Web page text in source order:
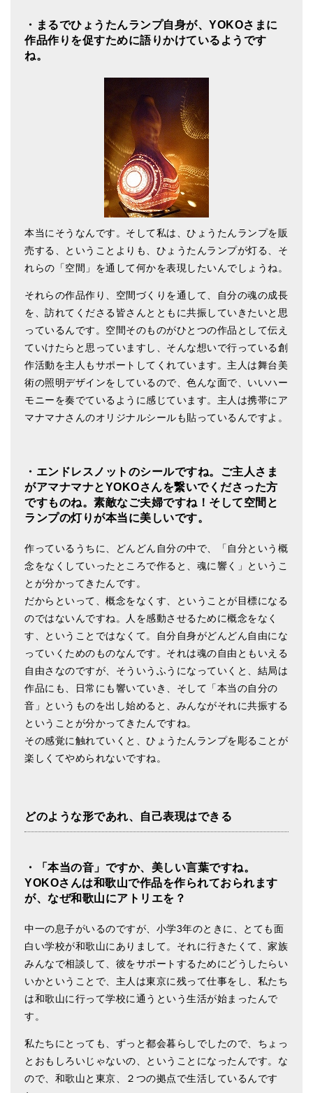
・まるでひょうたんランプ自身が、YOKOさまに
作品作りを促すために語りかけているようです
ね。
本当にそうなんです。そして私は、ひょうたんランプを販
売する、ということよりも、ひょうたんランプが灯る、そ
れらの「空間」を通して何かを表現したいんでしょうね。
それらの作品作り、空間づくりを通して、自分の魂の成長
を、訪れてくださる皆さんとともに共振していきたいと思
っているんです。空間そのものがひとつの作品として伝え
ていけたらと思っていますし、そんな想いで行っている創
作活動を主人もサポートしてくれています。主人は舞台美
術の照明デザインをしているので、色んな面で、いいハー
モニーを奏でているように感じています。主人は携帯にア
マナマナさんのオリジナルシールも貼っているんですよ。
・エンドレスノットのシールですね。ご主人さま
がアマナマナとYOKOさんを繋いでくださった方
ですものね。素敵なご夫婦ですね！そして空間と
ランプの灯りが本当に美しいです。
作っているうちに、どんどん自分の中で、「自分という概
念をなくしていったところで作ると、魂に響く」というこ
とが分かってきたんです。
だからといって、概念をなくす、ということが目標になる
のではないんですね。人を感動させるために概念をなく
す、ということではなくて。自分自身がどんどん自由にな
っていくためのものなんです。それは魂の自由ともいえる
自由さなのですが、そういうふうになっていくと、結局は
作品にも、日常にも響いていき、そして「本当の自分の
音」というものを出し始めると、みんながそれに共振する
ということが分かってきたんですね。
その感覚に触れていくと、ひょうたんランプを彫ることが
楽しくてやめられないですね。
どのような形であれ、自己表現はできる
・「本当の音」ですか、美しい言葉ですね。
YOKOさんは和歌山で作品を作られておられます
が、なぜ和歌山にアトリエを？
中一の息子がいるのですが、小学3年のときに、とても面
白い学校が和歌山にありまして。それに行きたくて、家族
みんなで相談して、彼をサポートするためにどうしたらい
いかということで、主人は東京に残って仕事をし、私たち
は和歌山に行って学校に通うという生活が始まったんで
す。
私たちにとっても、ずっと都会暮らしでしたので、ちょっ
とおもしろいじゃないの、ということになったんです。な
ので、和歌山と東京、２つの拠点で生活しているんです